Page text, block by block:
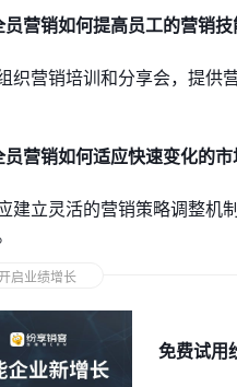
营销如何提高员工的营销技
织营销培训和分享会，提供
营销如何适应快速变化的市
建立灵活的营销策略调整机
启业绩增长
免费试用